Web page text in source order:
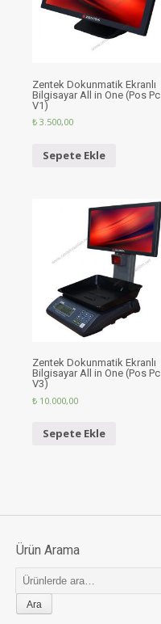
Zentek Dokunmatik Ekranlı
Bilgisayar All in One (Pos Pc
V1)
₺ 3.500,00
Sepete Ekle
Zentek Dokunmatik Ekranlı
Bilgisayar All in One (Pos Pc
V3)
₺ 10.000,00
Sepete Ekle
Ürün Arama
Ara: